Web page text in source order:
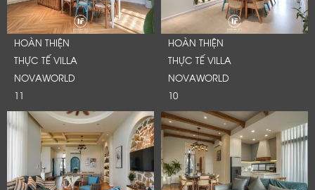
HOÀN THIỆN
THỰC TẾ VILLA
NOVAWORLD
11
HOÀN THIỆN
THỰC TẾ VILLA
NOVAWORLD
10